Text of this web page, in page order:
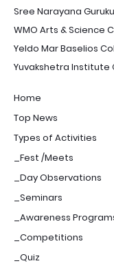
Sree Narayana
WMO Arts & Science
Yeldo Mar Baselios
Yuvakshetra
Home
Top News
Types of Activities
_Fest /Meets
_Day Observations
_Seminars
_Awareness
_Competitions
_Quiz